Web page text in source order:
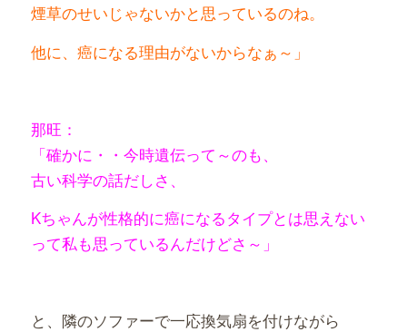
煙草のせいじゃないかと思っているのね。
他に、癌になる理由がないからなぁ～」
那旺：
「確かに・・今時遺伝って～のも、
古い科学の話だしさ、
Kちゃんが性格的に癌になるタイプとは思えない
って私も思っているんだけどさ～」
と、隣のソファーで一応換気扇を付けながら